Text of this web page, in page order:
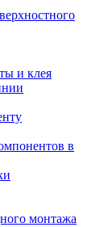
и клея
в
монтажа